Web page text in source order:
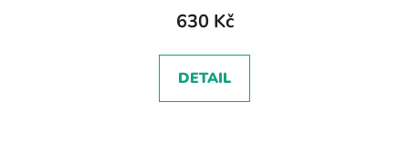
630 Kč
DETAIL